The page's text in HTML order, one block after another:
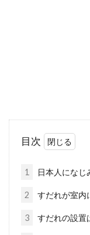
目次
1 日本人になじ
2 すだれが室内
3 すだれの設置